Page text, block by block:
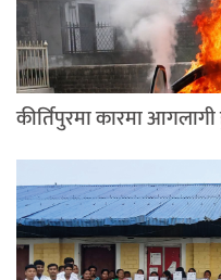
कीर्तिपुरमा कारमा